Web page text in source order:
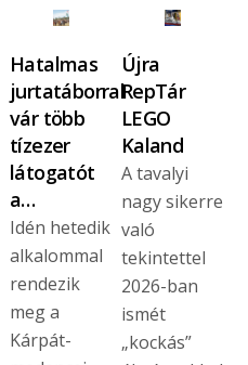
Hatalmas
jurtatáborral
vár több
tízezer
látogatót
a…
Idén hetedik
alkalommal
rendezik
meg a
Kárpát-
Újra
RepTár
LEGO
Kaland
A tavalyi
nagy sikerre
való
tekintettel
2026-ban
ismét
„kockás”